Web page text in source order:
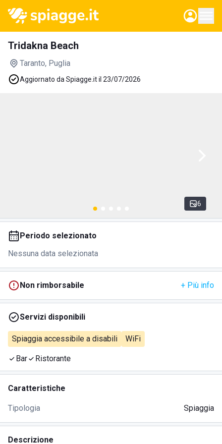
Tridakna Beach
Taranto, Puglia
Aggiornato da Spiagge.it il 23/07/2026
6
Periodo selezionato
Nessuna data selezionata
Non rimborsabile + Più info
Servizi disponibili
Spiaggia accessibile a disabili WiFi
Bar Ristorante
Caratteristiche
Tipologia Spiaggia
Descrizione